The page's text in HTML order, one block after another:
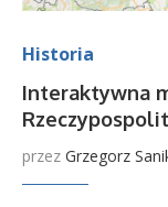
Historia
Interaktywna
przez Grzegorz